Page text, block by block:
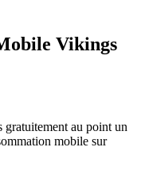
Vikings
au point un
mobile sur